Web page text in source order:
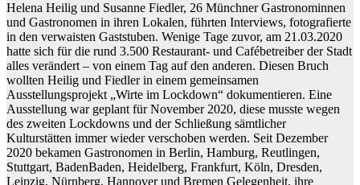
Helena Heilig und Susanne Fiedler, 26 Münchner Gastronominnen
und Gastronomen in ihren Lokalen, führten Interviews, fotografierte
in den verwaisten Gaststuben. Wenige Tage zuvor, am 21.03.2020
hatte sich für die rund 3.500 Restaurant- und Cafébetreiber der Stadt
alles verändert – von einem Tag auf den anderen. Diesen Bruch
wollten Heilig und Fiedler in einem gemeinsamen
Ausstellungsprojekt „Wirte im Lockdown“ dokumentieren. Eine
Ausstellung war geplant für November 2020, diese musste wegen
des zweiten Lockdowns und der Schließung sämtlicher
Kulturstätten immer wieder verschoben werden. Seit Dezember
2020 bekamen Gastronomen in Berlin, Hamburg, Reutlingen,
Stuttgart, BadenBaden, Heidelberg, Frankfurt, Köln, Dresden,
Leipzig, Nürnberg, Hannover und Bremen Gelegenheit, ihre